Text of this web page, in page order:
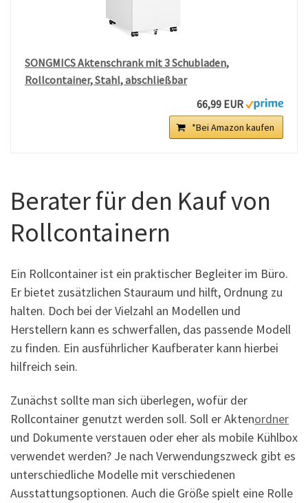
SONGMICS Aktenschrank mit 3 Schubladen,
Rollcontainer, Stahl, abschließbar
66,99 EUR
*Bei Amazon kaufen
Berater für den Kauf von
Rollcontainern
Ein Rollcontainer ist ein praktischer Begleiter im Büro.
Er bietet zusätzlichen Stauraum und hilft, Ordnung zu
halten. Doch bei der Vielzahl an Modellen und
Herstellern kann es schwerfallen, das passende Modell
zu finden. Ein ausführlicher Kaufberater kann hierbei
hilfreich sein.
Zunächst sollte man sich überlegen, wofür der
Rollcontainer genutzt werden soll. Soll er Aktenordner
und Dokumente verstauen oder eher als mobile Kühlbox
verwendet werden? Je nach Verwendungszweck gibt es
unterschiedliche Modelle mit verschiedenen
Ausstattungsoptionen. Auch die Größe spielt eine Rolle